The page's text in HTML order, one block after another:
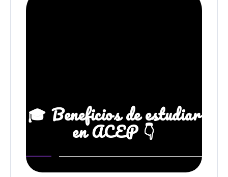
🎓 Beneficios de estudiar
en ACEP 👇